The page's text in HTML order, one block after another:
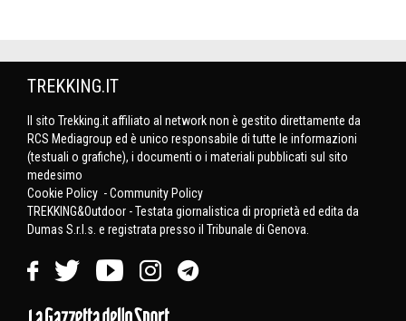
TREKKING.IT
Il sito Trekking.it affiliato al network non è gestito direttamente da
RCS Mediagroup ed è unico responsabile di tutte le informazioni
(testuali o grafiche), i documenti o i materiali pubblicati sul sito
medesimo
Cookie Policy -Community Policy
TREKKING&Outdoor - Testata giornalistica di proprietà ed edita da
Dumas S.r.l.s. e registrata presso il Tribunale di Genova.